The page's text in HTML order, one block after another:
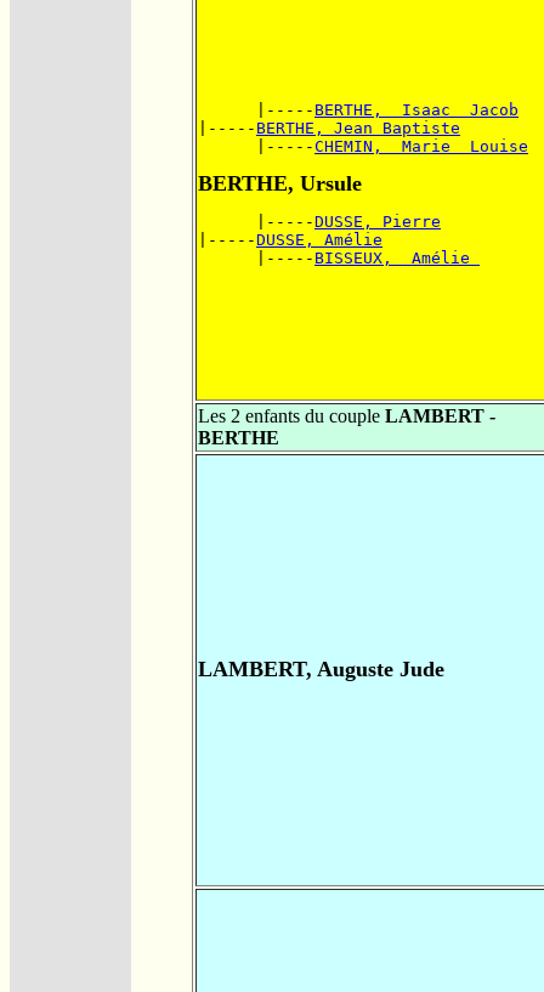
      |-----
BERTHE,  Isaac  Jacob
|----- BERTHE, Jean Baptiste
      |-----
CHEMIN,  Marie  Louise
BERTHE, Ursule
      |-----
DUSSE, Pierre
|-----DUSSE, Amélie
      |-----
BISSEUX,  Amélie
Les 2 enfants du couple LAMBERT -
BERTHE
LAMBERT, Auguste Jude